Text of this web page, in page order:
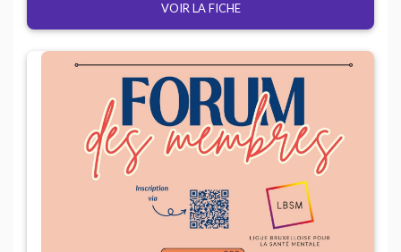
VOIR LA FICHE